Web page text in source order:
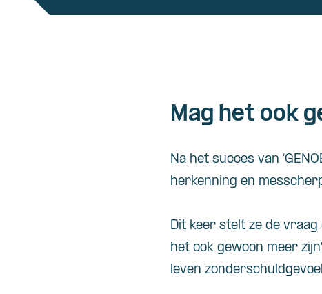
Mag het ook
Na het succes van
herkenning en
Dit keer stelt ze de vraag
het ook gewoon meer
leven